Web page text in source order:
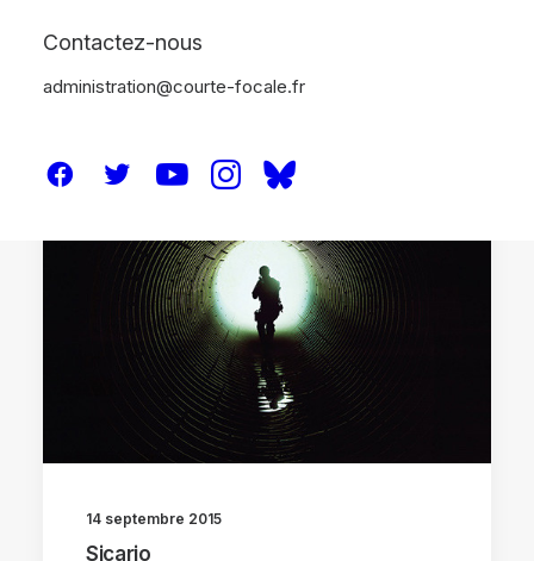
Contactez-nous
administration@courte-focale.fr
14 septembre 2015
Sicario